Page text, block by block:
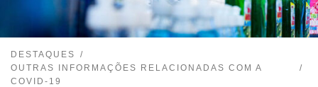
DESTAQUES
OUTRAS INFORMAÇÕES RELACIONADAS COM A
COVID-19